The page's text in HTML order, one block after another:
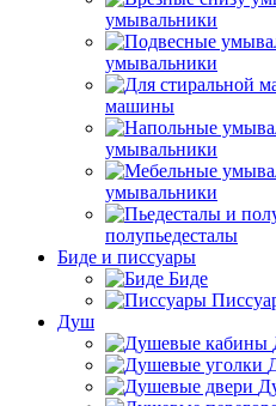
умывальники
умывальники
машины
умывальники
умывальники
полупьедесталы
Биде и писсуары
Биде
Душ